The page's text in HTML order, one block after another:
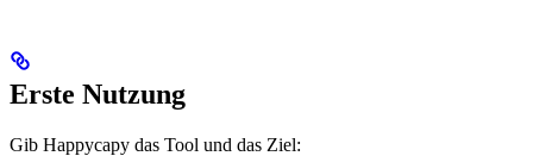
Erste Nutzung
Gib Happycapy das Tool und das Ziel: